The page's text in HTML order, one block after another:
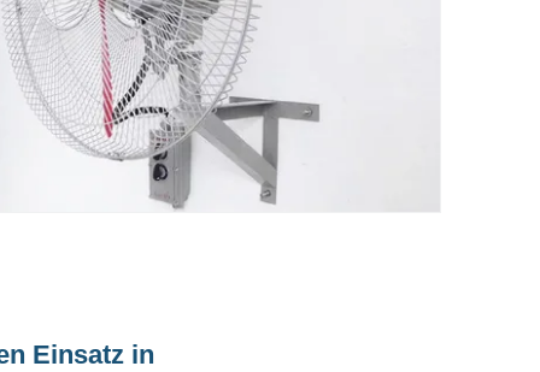
Einsatz in